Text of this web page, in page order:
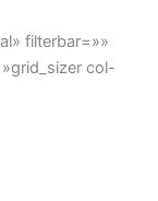
filterbar=»»
col-